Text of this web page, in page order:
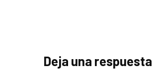
Deja una respuesta